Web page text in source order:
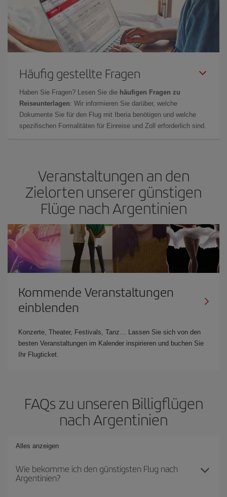
Häufig gestellte Fragen
Haben Sie Fragen? Lesen Sie die häufigen Fragen zu
Reiseunterlagen: Wir informieren Sie darüber, welche
Dokumente Sie für den Flug mit Iberia benötigen und welche
spezifischen Formalitäten für Einreise und Zoll erforderlich sind.
Veranstaltungen an den
Zielorten unserer günstigen
Flüge nach Argentinien
Kommende Veranstaltungen
einblenden
Konzerte, Theater, Festivals, Tanz… Lassen Sie sich von den
besten Veranstaltungen im Kalender inspirieren und buchen Sie
Ihr Flugticket.
FAQs zu unseren Billigflügen
nach Argentinien
Alles anzeigen
Wie bekomme ich den günstigsten Flug nach
Argentinien?